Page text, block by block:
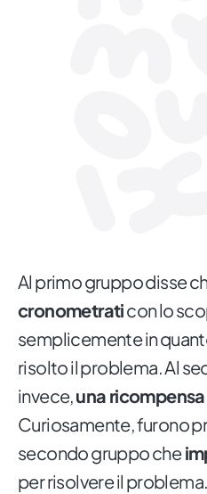
Al primo gruppo disse
cronometraticon lo
semplicemente in
risolto il problema. Al
invece,una
Curiosamente, furono
secondo gruppo che
per risolvere il problema.